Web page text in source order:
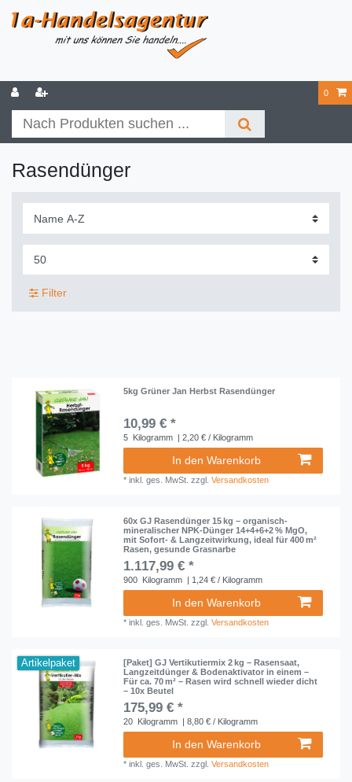
0
Rasendünger
Filter
5kg Grüner Jan Herbst Rasendünger
10,99 € *
5 Kilogramm | 2,20 € / Kilogramm
In den Warenkorb
*inkl. ges. MwSt. zzgl.Versandkosten
60x GJ Rasendünger 15 kg – organisch-
mineralischer NPK-Dünger 14+4+6+2 % MgO,
mit Sofort- & Langzeitwirkung, ideal für 400 m²
Rasen, gesunde Grasnarbe
1.117,99 € *
900 Kilogramm | 1,24 € / Kilogramm
In den Warenkorb
*inkl. ges. MwSt. zzgl.Versandkosten
Artikelpaket
[Paket] GJ Vertikutiermix 2 kg – Rasensaat,
Langzeitdünger & Bodenaktivator in einem –
Für ca. 70 m² – Rasen wird schnell wieder dicht
– 10x Beutel
175,99 € *
20 Kilogramm | 8,80 € / Kilogramm
In den Warenkorb
*inkl. ges. MwSt. zzgl.Versandkosten